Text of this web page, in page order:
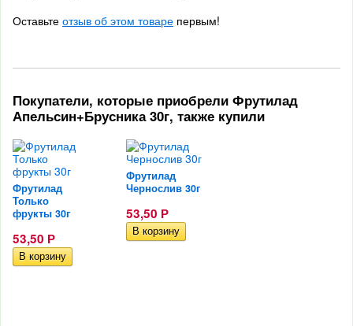
Оставьте отзыв об этом товаре первым!
Покупатели, которые приобрели Фрутилад
Апельсин+Брусника 30г, также купили
Фрутилад
Только
фрукты 30г
53,50 Р
Фрутилад
Чернослив 30г
53,50 Р